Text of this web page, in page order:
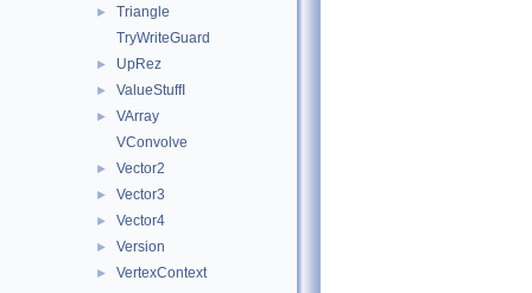
►
Triangle
TryWriteGuard
► UpRez
► ValueStuffI
►
VArray
VConvolve
► Vector2
► Vector3
► Vector4
► Version
► VertexContext